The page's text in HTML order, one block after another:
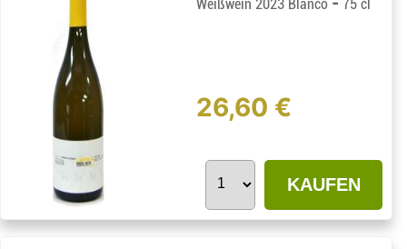
Weißwein 2023 Blanco 75 cl
26,60 €
KAUFEN